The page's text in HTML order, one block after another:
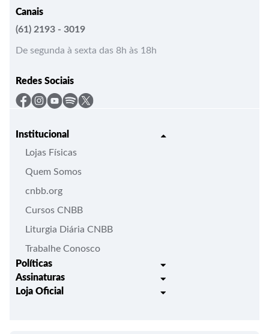
Canais
(61) 2193 - 3019
De segunda à sexta das 8h às 18h
Redes Sociais
Institucional
Lojas Físicas
Quem Somos
cnbb.org
Cursos CNBB
Liturgia Diária CNBB
Trabalhe Conosco
Políticas
Trocas e Devoluções
Assinaturas
Liturgia Igreja em Oração
Loja Oficial